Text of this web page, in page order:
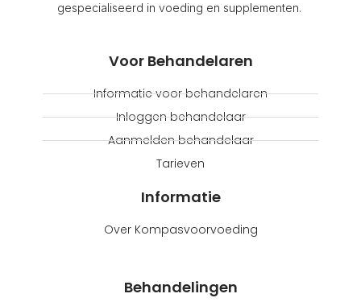
gespecialiseerd in voeding en supplementen.
Voor Behandelaren
Informatie voor behandelaren
Inloggen behandelaar
Aanmelden behandelaar
Tarieven
Informatie
Over Kompasvoorvoeding
Behandelingen